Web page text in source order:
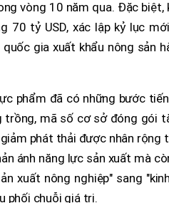
vòng 10 năm qua. Đặc biệt,
70 tỷ USD, xác lập kỷ lục
gia xuất khẩu nông sản
phẩm đã có những bước
trồng, mã số cơ sở đóng gói
phát thải được nhân rộng
ánh năng lực sản xuất mà
xuất nông nghiệp" sang
phối chuỗi giá trị.